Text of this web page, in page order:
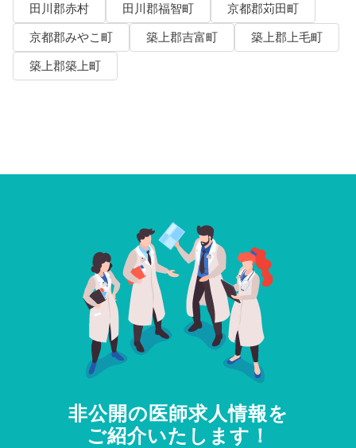
田川郡赤村
田川郡福智町
京都郡苅田町
京都郡みやこ町
築上郡吉富町
築上郡上毛町
築上郡築上町
非公開の医師求人情報を
ご紹介いたします！